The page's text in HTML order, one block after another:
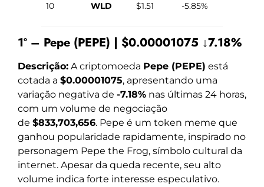
10
WLD $1.51 -5.85%
1º – Pepe (PEPE) | $0.00001075 ↓7.18%
Descrição: A criptomoeda Pepe (PEPE) está
cotada a $0.00001075, apresentando uma
variação negativa de -7.18% nas últimas 24 horas,
com um volume de negociação
de $833,703,656. Pepe é um token meme que
ganhou popularidade rapidamente, inspirado no
personagem Pepe the Frog, símbolo cultural da
internet. Apesar da queda recente, seu alto
volume indica forte interesse especulativo.